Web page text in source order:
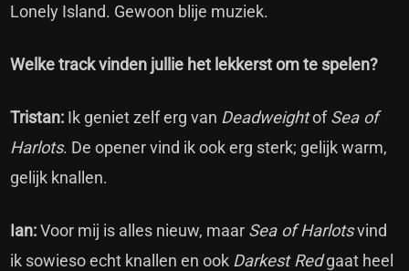
Lonely Island. Gewoon blije muziek.
Welke track vinden jullie het lekkerst om te spelen?
Tristan: Ik geniet zelf erg van DeadweightofSea of
Harlots. De opener vind ik ook erg sterk; gelijk warm,
gelijk knallen.
Ian:Voor mij is alles nieuw, maar Sea of Harlotsvind
ik sowieso echt knallen en ook Darkest Redgaat heel